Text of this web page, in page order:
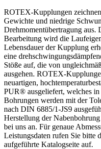
ROTEX-Kupplungen
Gewichte und niedrige
Drehmomentübertragung aus.
Bearbeitung wird die
Lebensdauer der Kupplung
eine
Stöße auf, die von
ausgehen. ROTEX-
neuartigen,
PUR® ausgeliefert, welches
Bohrungen werden mit der
nach DIN 6885/1-JS9
Herstellung der
bei uns an. Für genaue
Leistungsdaten rufen Sie bitte
aufgeführte Katalogseite auf.